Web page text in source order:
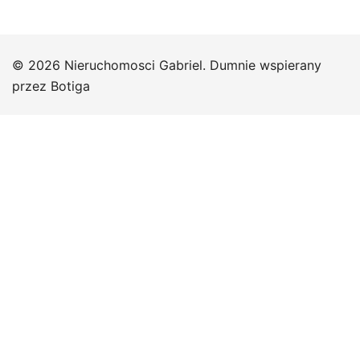
© 2026 Nieruchomosci Gabriel. Dumnie wspierany
przez Botiga